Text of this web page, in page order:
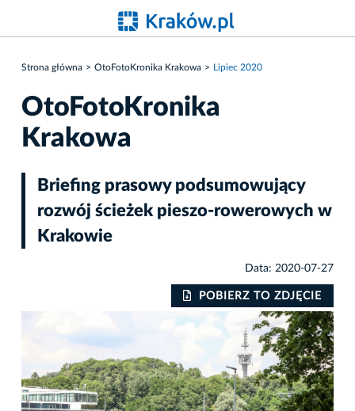
Strona główna OtoFotoKronika Krakowa Lipiec 2020
OtoFotoKronika
Krakowa
Briefing prasowy podsumowujący
rozwój ścieżek pieszo-rowerowych w
Krakowie
Data: 2020-07-27
POBIERZ TO ZDJĘCIE